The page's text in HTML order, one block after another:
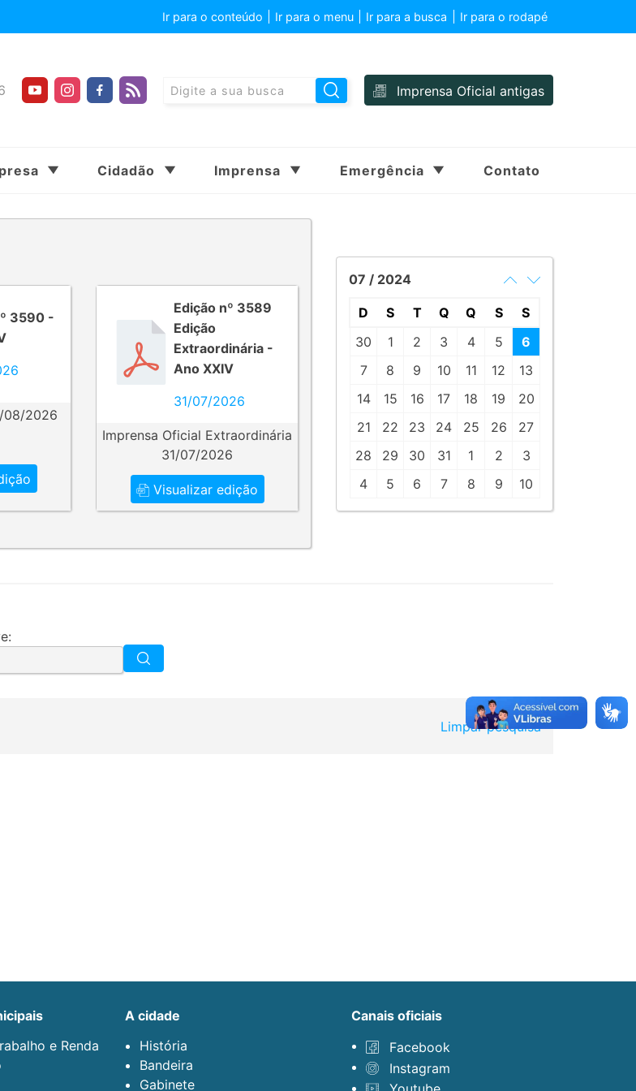
Ir para o conteúdo Ir para o menu Ir para a busca Ir para o rodapé
Imprensa Oficial antigas
Cidadão Imprensa Emergência Contato
3590 -
08/2026
Edição nº 3589
Edição
Extraordinária -
Ano XXIV
31/07/2026
Imprensa Oficial Extraordinária
31/07/2026
Visualizar edição
07 / 2024
D S T Q Q S
S
30
1 2 3 4 5
6
7
8 9 10 11 12
13
14
15 16 17 18 19
20
21
22 23 24 25 26
27
28
29 30 31 1 2
3
4
5 6 7 8 9 10
Limpar pesquisa
e Renda
a cidade
História
Bandeira
Gabinete
canais oficiais
Facebook
Instagram